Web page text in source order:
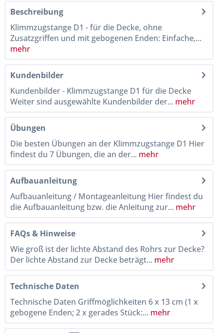
Beschreibung
Klimmzugstange D1 - für die Decke, ohne
Zusatzgriffen und mit gebogenen Enden: Einfache,...
mehr
Kundenbilder
Kundenbilder - Klimmzugstange D1 für die Decke
Weiter sind ausgewählte Kundenbilder der... mehr
Übungen
Die besten Übungen an der Klimmzugstange D1 Hier
findest du 7 Übungen, die an der... mehr
Aufbauanleitung
Aufbauanleitung / Montageanleitung Hier findest du
die Aufbauanleitung bzw. die Anleitung zur... mehr
FAQs & Hinweise
Wie groß ist der lichte Abstand des Rohrs zur Decke?
Der lichte Abstand zur Decke beträgt... mehr
Technische Daten
Technische Daten Griffmöglichkeiten 6 x 13 cm (1 x
gebogene Enden; 2 x gerades Stück:... mehr